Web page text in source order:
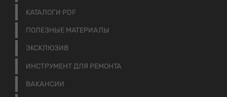
КАТАЛОГИ PDF
ПОЛЕЗНЫЕ МАТЕРИАЛЫ
ЭКСКЛЮЗИВ
ИНСТРУМЕНТ ДЛЯ РЕМОНТА
ВАКАНСИИ